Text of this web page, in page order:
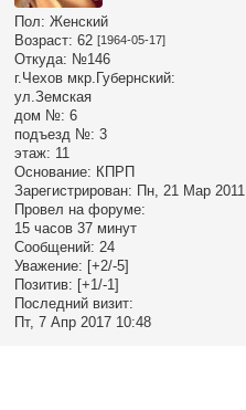
Пол: Женский
Возраст: 62 [1964-05-17]
Откуда: №146
г.Чехов мкр.Губернский:
ул.Земская
дом №: 6
подъезд №: 3
этаж: 11
Основание: КПРП
Зарегистрирован: Пн, 21 Мар 2011
Провел на форуме:
15 часов 37 минут
Сообщений: 24
Уважение: [+2/-5]
Позитив: [+1/-1]
Последний визит:
Пт, 7 Апр 2017 10:48